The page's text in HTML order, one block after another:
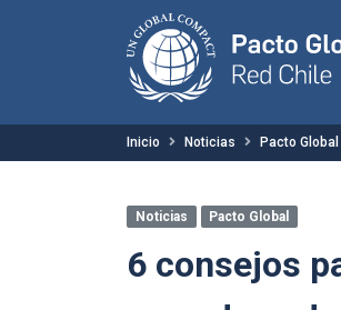
Inicio Noticias Pacto Global
Noticias Pacto Global
6 consejos